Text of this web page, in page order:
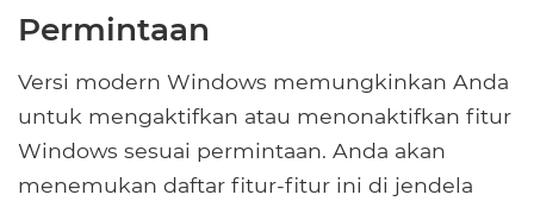
Permintaan
Versi modern Windows memungkinkan Anda
untuk mengaktifkan atau menonaktifkan fitur
Windows sesuai permintaan. Anda akan
menemukan daftar fitur-fitur ini di jendela